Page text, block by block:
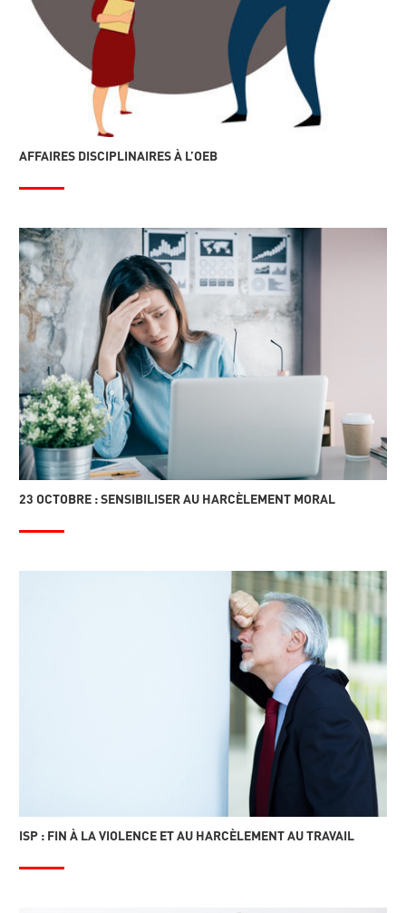
AFFAIRES DISCIPLINAIRES À L’OEB
23 OCTOBRE : SENSIBILISER AU HARCÈLEMENT MORAL
ISP : FIN À LA VIOLENCE ET AU HARCÈLEMENT AU TRAVAIL